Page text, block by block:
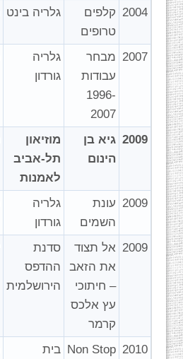
2004 קלפים
טרופים
גלריה בינט
2007 מבחר
עבודות
1996-
2007
גלריה
גורדון
2009 גיא בן
הינום
מוזיאון
תל-אביב
לאמנות
2009 עונת
השמים
גלריה
גורדון
2009 אל תצוד
את הזאב
– חיתוכי
עץ אלכס
קרמר
סדנת
ההדפס
הירושלמית
2010
Non Stop בית